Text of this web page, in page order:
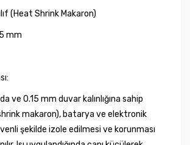
(Heat Shrink Makaron)
mm
ve 0.15 mm duvar kalınlığına sahip
makaron), batarya ve elektronik
şekilde izole edilmesi ve korunması